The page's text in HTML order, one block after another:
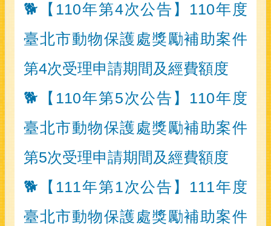
🐕【110年第4次公告】110年度
臺北市動物保護處獎勵補助案件
第4次受理申請期間及經費額度
🐕【110年第5次公告】110年度
臺北市動物保護處獎勵補助案件
第5次受理申請期間及經費額度
🐕【111年第1次公告】111年度
臺北市動物保護處獎勵補助案件